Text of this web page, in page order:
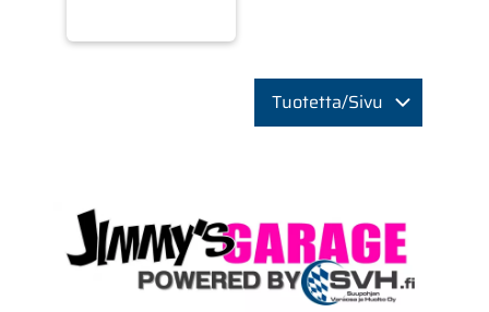
Tuotetta/Sivu